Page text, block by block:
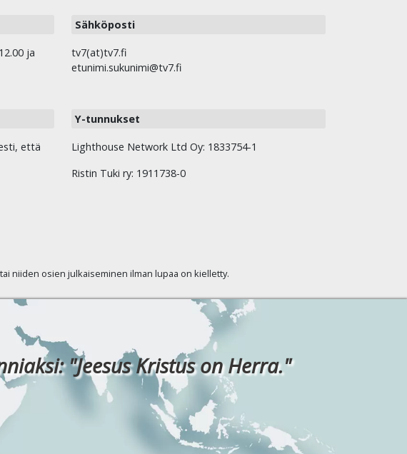
ja
Sähköposti
tv7(at)tv7.fi
etunimi.sukunimi@tv7.fi
että
Y-tunnukset
Lighthouse Network Ltd Oy: 1833754-1
Ristin Tuki ry: 1911738-0
niiden osien julkaiseminen ilman lupaa on kielletty.
"Jeesus Kristus on Herra."